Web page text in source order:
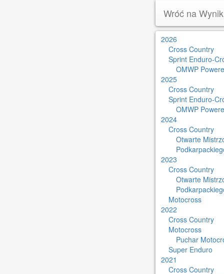
Wróć na
2026
Cross Country
Sprint Enduro-
OMWP
2025
Cross Country
Sprint Enduro-
OMWP
2024
Cross Country
Otwarte
2023
Cross Country
Otwarte
Motocross
2022
Cross Country
Motocross
Puchar
Super Enduro
2021
Cross Country